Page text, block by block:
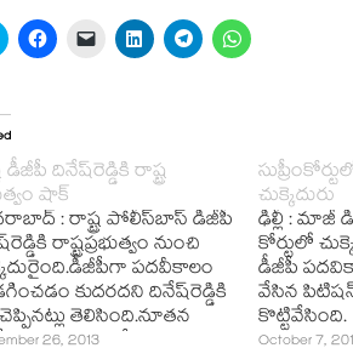
Click
to
(Opens
in
new
window)
Click
to
window)
Click
(Opens
in
window)
Click
to
window)
Click
to
Click
to
window)
డీజీపీ దినేష్‌రెడ్డికి రాష్ట్ర
షాక్‌
: రాష్ట్ర పోలీస్‌బాస్‌ డీజీపీ
రాష్ట్రప్రభుత్వం నుంచి
పదవీకాలం
కుదరదని దినేష్‌రెడ్డికి
తెలిసింది.నూతన
26, 2013
చుక్కెదురు
ఢిల్లీ : మాజీ
కోర్టులో
డీజీపీ
వేసిన
కొట్టివేసింది.
October 7,